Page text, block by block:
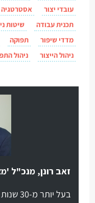
עובדי יצור
תכנית עבודה
שיטות
מדדי שיפור
תפוקה
ניהול הייצור
ניהול
זאב רונן, מנכ"ל
בעל